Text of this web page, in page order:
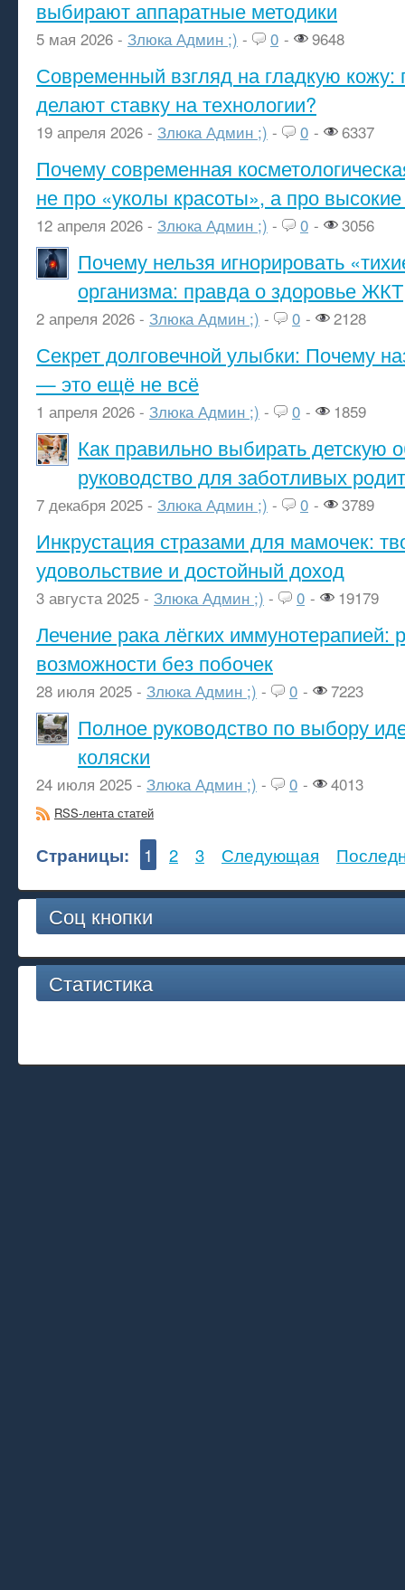
выбирают аппаратные методики
5 мая 2026 - Злюка Админ ;) - 0 - 9648
Современный взгляд на гладкую кожу:
делают ставку на технологии?
19 апреля 2026 - Злюка Админ ;) - 0 - 6337
Почему современная
не про «уколы красоты», а про высокие
12 апреля 2026 - Злюка Админ ;) - 0 - 3056
Почему нельзя игнорировать
организма: правда о здоровье ЖКТ
2 апреля 2026 - Злюка Админ ;) - 0 - 2128
Секрет долговечной улыбки: Почему
— это ещё не всё
1 апреля 2026 - Злюка Админ ;) - 0 - 1859
Как правильно выбирать детскую
руководство для заботливых
7 декабря 2025 - Злюка Админ ;) - 0 - 3789
Инкрустация стразами для мамочек:
удовольствие и достойный доход
3 августа 2025 - Злюка Админ ;) - 0 - 19179
Лечение рака лёгких иммунотерапией:
возможности без побочек
28 июля 2025 - Злюка Админ ;) - 0 - 7223
Полное руководство по выбору
коляски
24 июля 2025 - Злюка Админ ;) - 0 - 4013
RSS-лента статей
Страницы: 1 2 3 Следующая
Соц кнопки
Статистика